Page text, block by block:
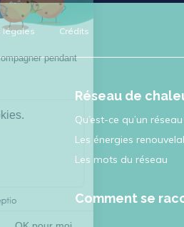
légales Crédits
Réseau de
Qu’est-ce qu’un
Les énergies
Les mots du réseau
Comment se